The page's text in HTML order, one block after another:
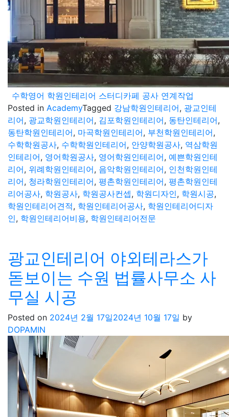
수학영어 학원인테리어 스터디카페 공사 연계작업
Posted in AcademyTagged 강남학원인테리어, 광교인테
리어, 광교학원인테리어, 김포학원인테리어, 동탄인테리어,
동탄학원인테리어, 마곡학원인테리어, 부천학원인테리어,
수학학원공사, 수학학원인테리어, 안양학원공사, 역삼학원
인테리어, 영어학원공사, 영어학원인테리어, 예쁜학원인테
리어, 위례학원인테리어, 음악학원인테리어, 인천학원인테
리어, 청라학원인테리어, 평촌학원인테리어, 평촌학원인테
리어공사, 학원공사, 학원공사컨셉, 학원디자인, 학원시공,
학원인테리어견적, 학원인테리어공사, 학원인테리어디자
인, 학원인테리어비용, 학원인테리어전문
광교인테리어 야외테라스가
돋보이는 수원 법률사무소 사
무실 시공
Posted on 2024년 2월 17일2024년 10월 17일 by
DOPAMIN